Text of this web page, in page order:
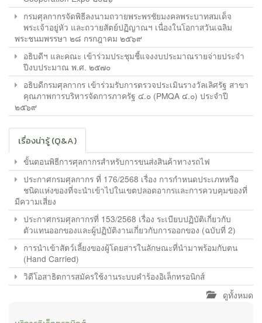
กรมศุลกากรจัดพิธีลงนามถวายพระพรชัยมงคลพระบาทสมเด็จ
พระเจ้าอยู่หัว และถวายสัตย์ปฏิญาณฯ เนื่องในโอกาสวันเฉลิม
พระชนมพรรษา ๒๘ กรกฎาคม ๒๕๖๙
อธิบดีฯ และคณะ เข้าร่วมประชุมชี้แจงงบประมาณรายจ่ายประจำ
ปีงบประมาณ พ.ศ. ๒๕๗๐
อธิบดีกรมศุลกากร เข้าร่วมรับการตรวจประเมินรางวัลเลิศรัฐ สาขา
คุณภาพการบริหารจัดการภาครัฐ ๔.๐ (PMQA ๔.๐) ประจำปี
๒๕๖๙
เรื่องน่ารู้ (Q&A)
ขั้นตอนพิธีการศุลกากรสำหรับการขนส่งสินค้าทางรถไฟ
ประกาศกรมศุลกากร ที่ 176/2568 เรื่อง การกำหนดประเภทหรือ
ชนิดแห่งของที่จะนำเข้าไปในเขตปลอดอากรและการควบคุมของที่
มีความเสี่ยง
ประกาศกรมศุลกากรที่ 153/2568 เรื่อง ระเบียบปฏิบัติเกี่ยวกับ
ตัวแทนออกของและผู้ปฏิบัติงานเกี่ยวกับการออกของ (ฉบับที่ 2)
การนำเข้าสัตว์เลี้ยงของผู้โดยสารในลักษณะที่นำมาพร้อมกับตน
(Hand Carried)
วิดีโอสาธิตการสมัครใช้งานระบบคำร้องอิเล็กทรอนิกส์
ดูทั้งหมด